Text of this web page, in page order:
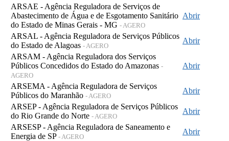
ARSAE - Agência Reguladora de Serviços de
Abastecimento de Água e de Esgotamento Sanitário
do Estado de Minas Gerais - MG - AGERO
Abrir
ARSAL - Agência Reguladora de Serviços Públicos
do Estado de Alagoas - AGERO
Abrir
ARSAM - Agência Reguladora dos Serviços
Públicos Concedidos do Estado do Amazonas -
AGERO
Abrir
ARSEMA - Agência Reguladora de Serviços
Públicos do Maranhão - AGERO
Abrir
ARSEP - Agência Reguladora de Serviços Públicos
do Rio Grande do Norte - AGERO
Abrir
ARSESP - Agência Reguladora de Saneamento e
Energia de SP - AGERO
Abrir